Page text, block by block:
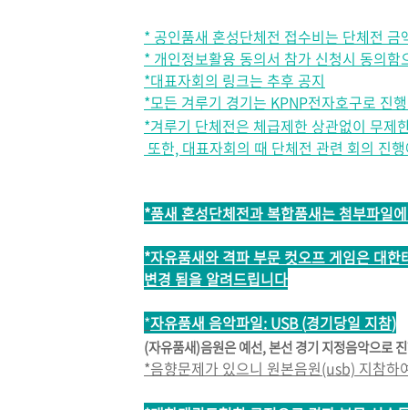
* 공인품새 혼성단체전 접수비는 단체전 금
* 개인정보활용 동의서 참가 신청시 동의함
*대표자회의 링크는 추후 공지
*모든 겨루기 경기는 KPNP전자호구로 진
*겨루기 단체전은 체급제한 상관없이 무제
또한, 대표자회의 때 단체전 관련 회의 진
*품새 혼성단체전과 복합품새는 첨부파일
*자유품새와 격파 부문 컷오프 게임은 대
변경 됨을 알려드립니다
*자유품새 음악파일: USB (경기당일 지참)
(자유품새)음원은 예선, 본선 경기 지정음악으로
*음향문제가 있으니 원본음원(usb) 지참하